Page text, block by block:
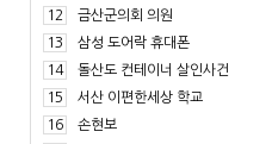
12
금산군의회 의원
13
삼성 도어락 휴대폰
14
돌산도 컨테이너 살인사건
15
서산 이편한세상 학교
16
손현보